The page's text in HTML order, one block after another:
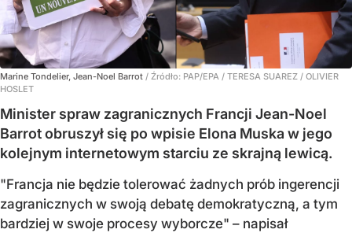
Marine Tondelier, Jean-Noel Barrot / Źródło: PAP/EPA / TERESA SUAREZ / OLIVIER
HOSLET
Minister spraw zagranicznych Francji Jean-Noel
Barrot obruszył się po wpisie Elona Muska w jego
kolejnym internetowym starciu ze skrajną lewicą.
"Francja nie będzie tolerować żadnych prób ingerencji
zagranicznych w swoją debatę demokratyczną, a tym
bardziej w swoje procesy wyborcze" – napisał